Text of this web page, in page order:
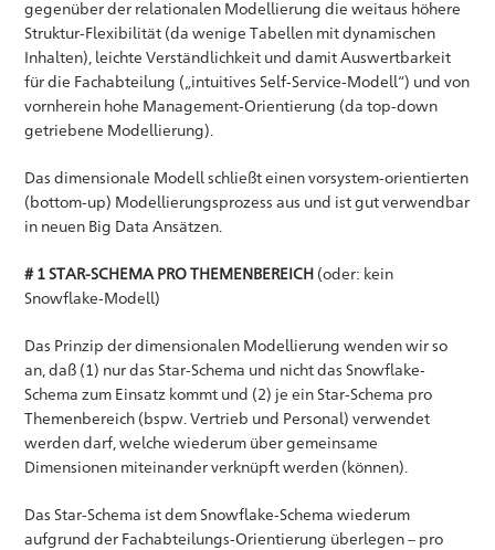
gegenüber der relationalen Modellierung die weitaus höhere
Struktur-Flexibilität (da wenige Tabellen mit dynamischen
Inhalten), leichte Verständlichkeit und damit Auswertbarkeit
für die Fachabteilung („intuitives Self-Service-Modell“) und von
vornherein hohe Management-Orientierung (da top-down
getriebene Modellierung).
Das dimensionale Modell schließt einen vorsystem-orientierten
(bottom-up) Modellierungsprozess aus und ist gut verwendbar
in neuen Big Data Ansätzen.
# 1 STAR-SCHEMA PRO THEMENBEREICH (oder: kein
Snowflake-Modell)
Das Prinzip der dimensionalen Modellierung wenden wir so
an, daß (1) nur das Star-Schema und nicht das Snowflake-
Schema zum Einsatz kommt und (2) je ein Star-Schema pro
Themenbereich (bspw. Vertrieb und Personal) verwendet
werden darf, welche wiederum über gemeinsame
Dimensionen miteinander verknüpft werden (können).
Das Star-Schema ist dem Snowflake-Schema wiederum
aufgrund der Fachabteilungs-Orientierung überlegen – pro